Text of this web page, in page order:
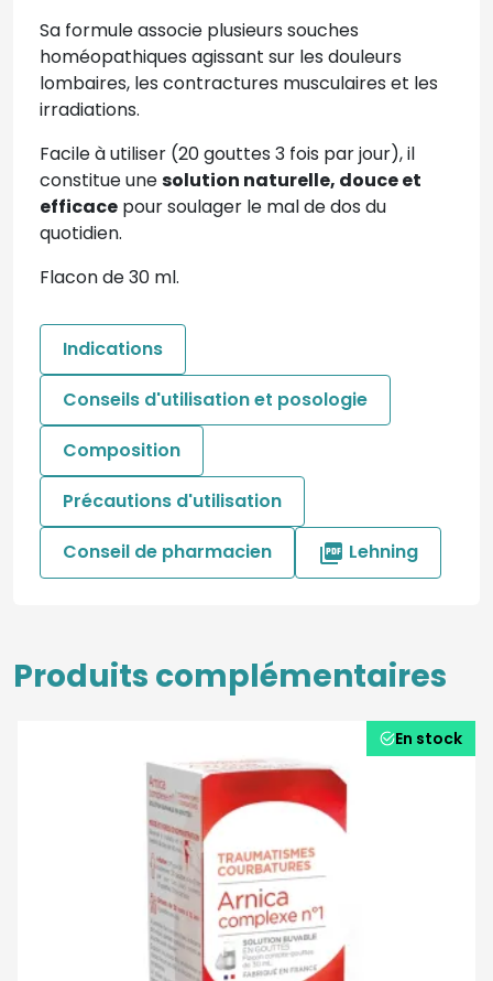
Sa formule associe plusieurs souches
homéopathiques agissant sur les douleurs
lombaires, les contractures musculaires et les
irradiations.
Facile à utiliser (20 gouttes 3 fois par jour), il
constitue unesolution naturelle, douce et
efficace pour soulager le mal de dos du
quotidien.
Flacon de 30 ml.
Indications
Conseils d'utilisation et posologie
Composition
Précautions d'utilisation
Conseil de pharmacien
 Lehning
Produits complémentaires
En stock